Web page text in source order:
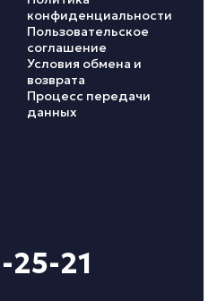
конфиденциальности
Пользовательское
соглашение
Условия обмена и
возврата
Процесс передачи
данных
25-21